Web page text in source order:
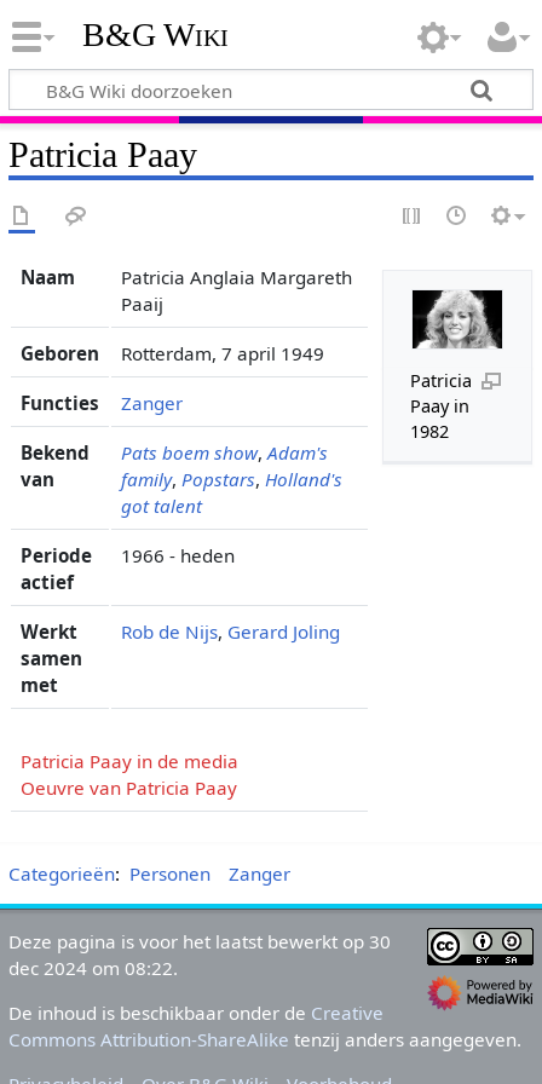
B&G Wiki
Patricia Paay
Patricia
Paay in
1982
Naam
Patricia Anglaia Margareth
Paaij
Geboren Rotterdam, 7 april 1949
Functies Zanger
Bekend
van
Pats boem show, Adam's
family, Popstars, Holland's
got talent
Periode
actief
1966 - heden
Werkt
samen
met
Rob de Nijs, Gerard Joling
Patricia Paay in de media
Oeuvre van Patricia Paay
Categorieën: Personen Zanger
Deze pagina is voor het laatst bewerkt op 30
dec 2024 om 08:22.
De inhoud is beschikbaar onder de Creative
Commons Attribution-ShareAlike tenzij anders aangegeven.